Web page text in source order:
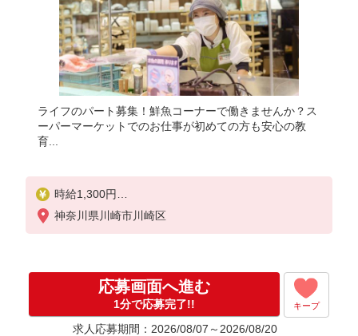
ライフのパート募集！鮮魚コーナーで働きませんか？ス
ーパーマーケットでのお仕事が初めての方も安心の教
育...
時給1,300円
日曜・祝日は+100円
神奈川県川崎市川崎区
応募画面へ進む
1分で応募完了!! キープ
求人応募期間：2026/08/07～2026/08/20